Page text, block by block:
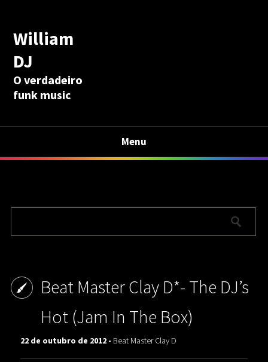
William
DJ
O verdadeiro
funk music
Menu
Beat Master Clay D*- The DJ’s
Hot (Jam In The Box)
22 de outubro de 2012 - Beat Master Clay D